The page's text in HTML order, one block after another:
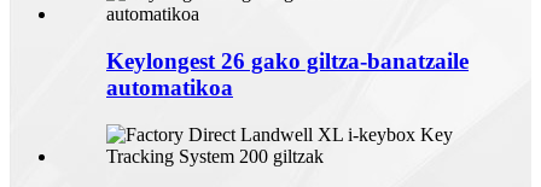
Keylongest 26 gako giltza-banatzaile
automatikoa